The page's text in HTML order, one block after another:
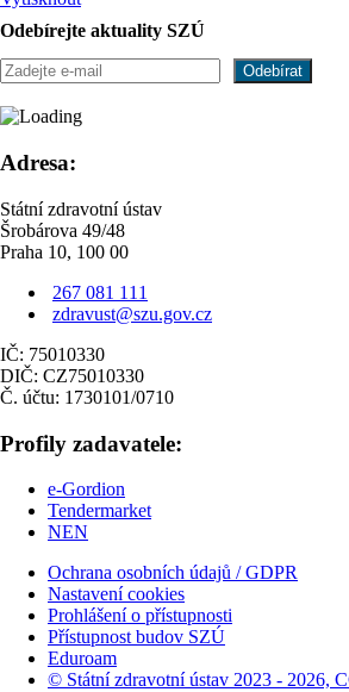
Odebírejte aktuality SZÚ
Adresa:
Státní zdravotní ústav
Šrobárova 49/48
Praha 10, 100 00
267 081 111
zdravust@szu.gov.cz
IČ: 75010330
DIČ: CZ75010330
Č. účtu: 1730101/0710
Profily zadavatele:
e-Gordion
Tendermarket
NEN
Ochrana osobních údajů / GDPR
Nastavení cookies
Prohlášení o přístupnosti
Přístupnost budov SZÚ
Eduroam
© Státní zdravotní ústav 2023 - 2026,